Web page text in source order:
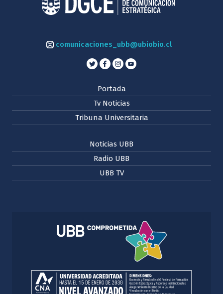
comunicaciones_ubb@ubiobio.cl
Portada
Tv Noticias
Tribuna Universitaria
Noticias UBB
Radio UBB
UBB TV